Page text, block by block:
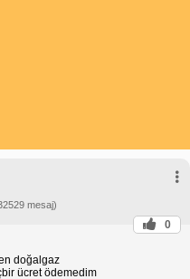
mesaj)
0
doğalgaz
ücret ödemedim